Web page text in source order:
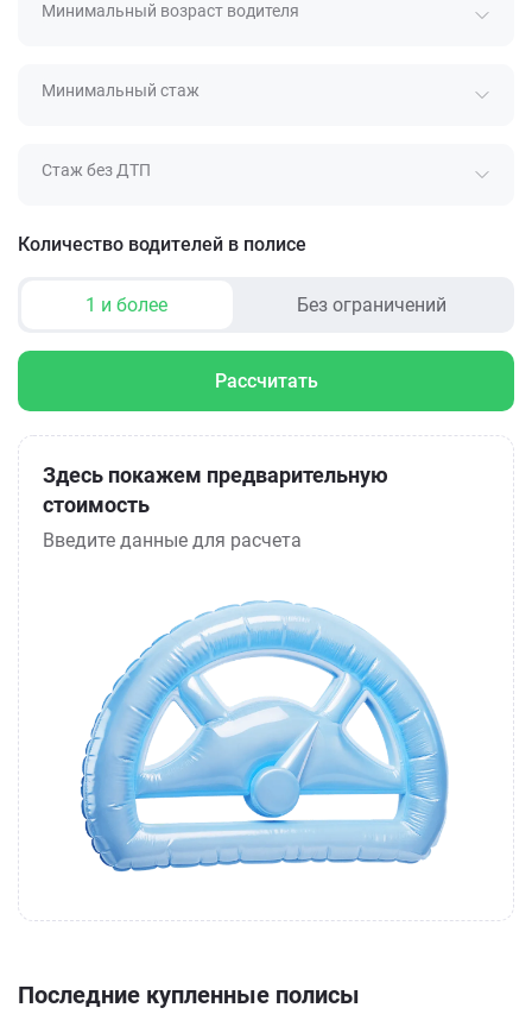
Минимальный возраст водителя
Минимальный стаж
Стаж без ДТП
Количество водителей в полисе
1 и более Без ограничений
Рассчитать
Здесь покажем предварительную
стоимость
Введите данные для расчета
Последние купленные полисы